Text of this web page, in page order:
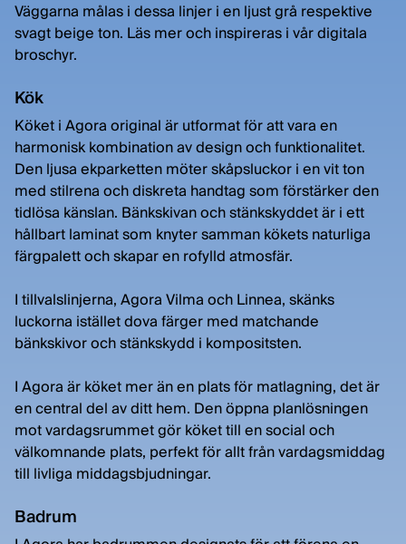
Väggarna målas i dessa linjer i en ljust grå respektive
svagt beige ton. Läs mer och inspireras i vår digitala
broschyr.
Kök
Köket i Agora original är utformat för att vara en
harmonisk kombination av design och funktionalitet.
Den ljusa ekparketten möter skåpsluckor i en vit ton
med stilrena och diskreta handtag som förstärker den
tidlösa känslan. Bänkskivan och stänkskyddet är i ett
hållbart laminat som knyter samman kökets naturliga
färgpalett och skapar en rofylld atmosfär.
I tillvalslinjerna, Agora Vilma och Linnea, skänks
luckorna istället dova färger med matchande
bänkskivor och stänkskydd i kompositsten.
I Agora är köket mer än en plats för matlagning, det är
en central del av ditt hem. Den öppna planlösningen
mot vardagsrummet gör köket till en social och
välkomnande plats, perfekt för allt från vardagsmiddag
till livliga middagsbjudningar.
Badrum